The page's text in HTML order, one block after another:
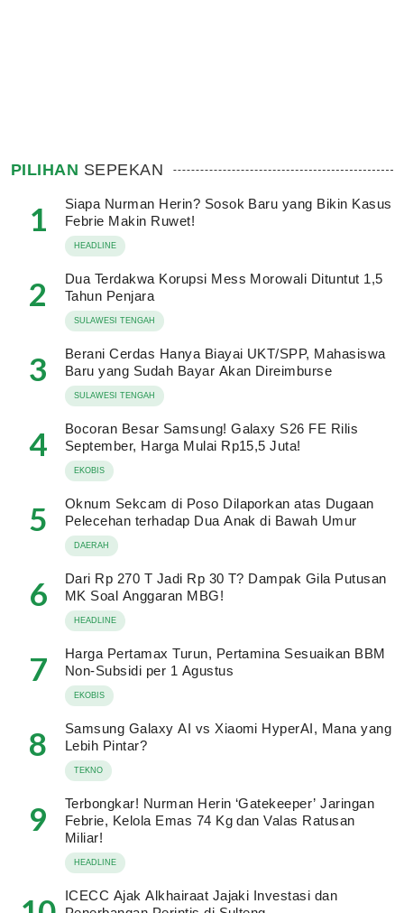
PILIHAN SEPEKAN
1
Siapa Nurman Herin? Sosok Baru yang Bikin Kasus
Febrie Makin Ruwet!
HEADLINE
2
Dua Terdakwa Korupsi Mess Morowali Dituntut 1,5
Tahun Penjara
SULAWESI TENGAH
3
Berani Cerdas Hanya Biayai UKT/SPP, Mahasiswa
Baru yang Sudah Bayar Akan Direimburse
SULAWESI TENGAH
4
Bocoran Besar Samsung! Galaxy S26 FE Rilis
September, Harga Mulai Rp15,5 Juta!
EKOBIS
5
Oknum Sekcam di Poso Dilaporkan atas Dugaan
Pelecehan terhadap Dua Anak di Bawah Umur
DAERAH
6
Dari Rp 270 T Jadi Rp 30 T? Dampak Gila Putusan
MK Soal Anggaran MBG!
HEADLINE
7
Harga Pertamax Turun, Pertamina Sesuaikan BBM
Non-Subsidi per 1 Agustus
EKOBIS
8
Samsung Galaxy AI vs Xiaomi HyperAI, Mana yang
Lebih Pintar?
TEKNO
9
Terbongkar! Nurman Herin ‘Gatekeeper’ Jaringan
Febrie, Kelola Emas 74 Kg dan Valas Ratusan
Miliar!
HEADLINE
ICECC Ajak Alkhairaat Jajaki Investasi dan